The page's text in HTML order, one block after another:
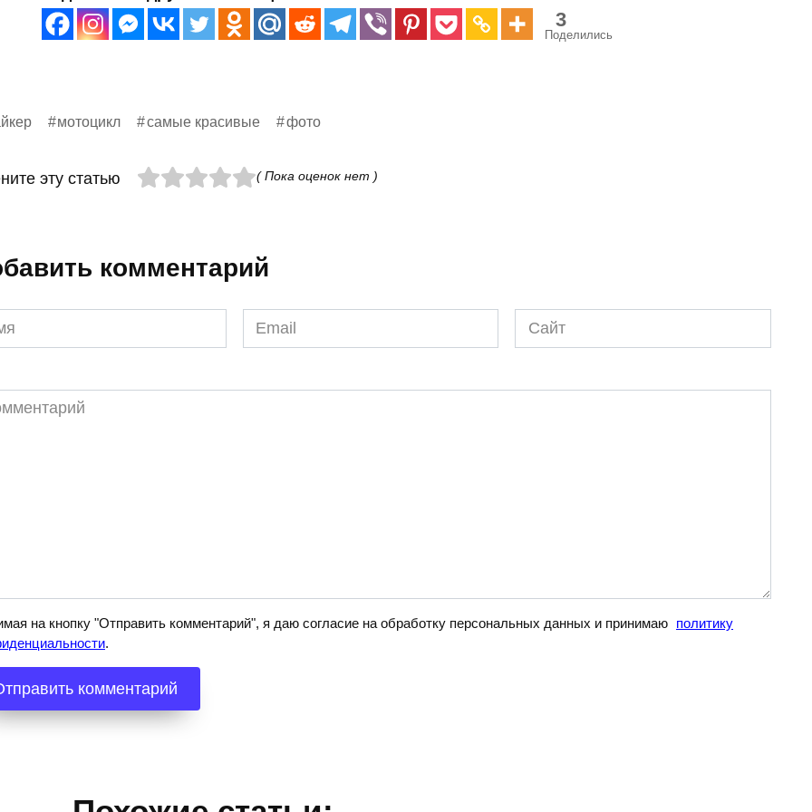
3
Поделились
мотоцикл самые красивые фото
эту статью ( Пока оценок нет )
комментарий
Email
*
Сайт
на кнопку "Отправить комментарий", я даю согласие на обработку персональных данных и принимаю политику
.